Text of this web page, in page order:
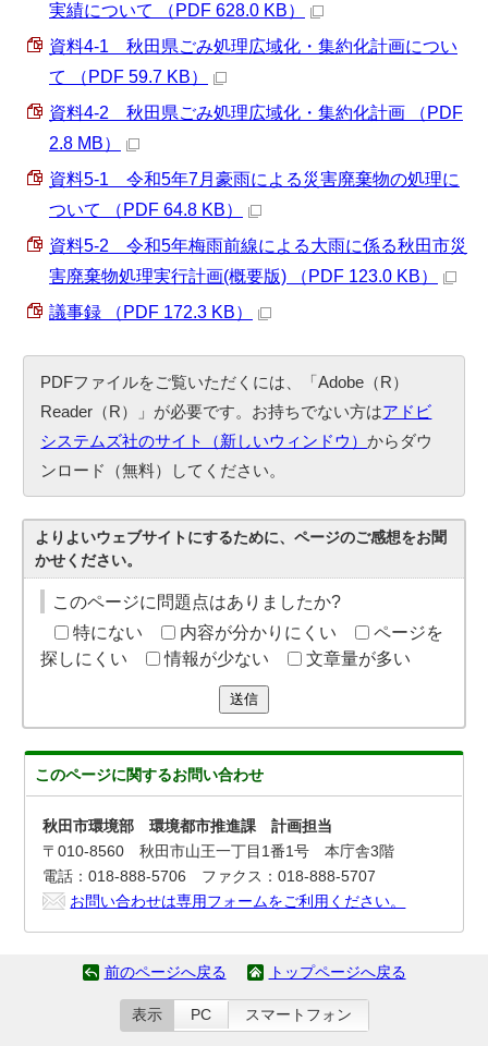
実績について （PDF 628.0 KB）
資料4‐1 秋田県ごみ処理広域化・集約化計画につい
て （PDF 59.7 KB）
資料4‐2 秋田県ごみ処理広域化・集約化計画 （PDF
2.8 MB）
資料5‐1 令和5年7月豪雨による災害廃棄物の処理に
ついて （PDF 64.8 KB）
資料5‐2 令和5年梅雨前線による大雨に係る秋田市災
害廃棄物処理実行計画(概要版) （PDF 123.0 KB）
議事録 （PDF 172.3 KB）
PDFファイルをご覧いただくには、「Adobe（R）
Reader（R）」が必要です。お持ちでない方はアドビ
システムズ社のサイト（新しいウィンドウ）からダウ
ンロード（無料）してください。
よりよいウェブサイトにするために、ページのご感想をお聞
かせください。
このページに問題点はありましたか?
特にない
内容が分かりにくい
ページを
探しにくい
情報が少ない 文章量が多い
送信
このページに関するお問い合わせ
秋田市環境部 環境都市推進課 計画担当
〒010-8560 秋田市山王一丁目1番1号 本庁舎3階
電話：018-888-5706 ファクス：018-888-5707
お問い合わせは専用フォームをご利用ください。
前のページへ戻る トップページへ戻る
表示 PC スマートフォン